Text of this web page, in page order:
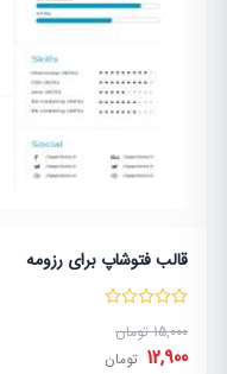
قالب فتوشاپ برای رزومه
15,000 تومان
12,900 تومان